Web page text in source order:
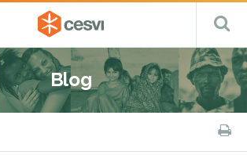
CESVI
Fondazione
–
ETS
Cooperazione,
Emergenza
e
Sviluppo
Blog